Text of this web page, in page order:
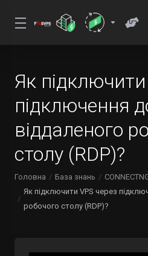
Як
підключення
віддаленого
столу (RDP)?
Головна База знань
Як підключити VPS через
робочого столу (RDP)?